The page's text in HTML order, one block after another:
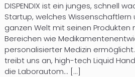
DISPENDIX ist ein junges, schnell
Startup, welches Wissenschaftlern
ganzen Welt mit seinen Produkten
Bereichen wie
personalisierter Medizin
treibt uns an, high-tech Liquid
die Laborautom... [...]